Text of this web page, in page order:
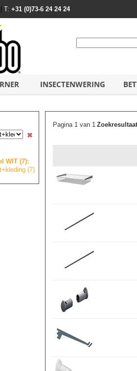
T: +31 (0)73-6 24 24 24
INSECTENWERING
WIT (7):
kleding (7)
Pagina 1 van 1Zoekresultaat